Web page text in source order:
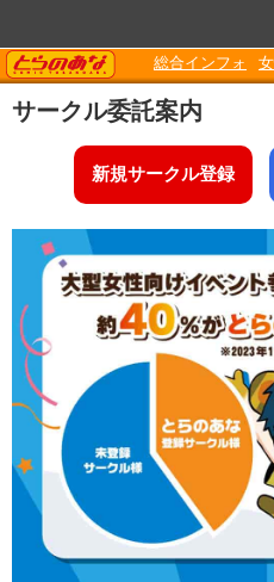
TORANOANA
総合インフォ
サークル委託案内
新規サークル登録